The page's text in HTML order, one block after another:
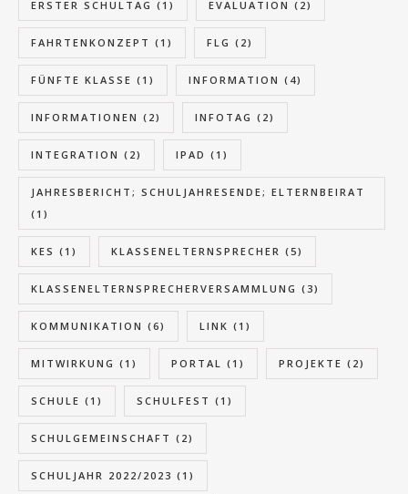
ERSTER SCHULTAG (1) EVALUATION (2)
FAHRTENKONZEPT (1) FLG (2)
FÜNFTE KLASSE (1) INFORMATION (4)
INFORMATIONEN (2) INFOTAG (2)
INTEGRATION (2) IPAD (1)
JAHRESBERICHT; SCHULJAHRESENDE; ELTERNBEIRAT
(1)
KES (1) KLASSENELTERNSPRECHER (5)
KLASSENELTERNSPRECHERVERSAMMLUNG (3)
KOMMUNIKATION (6) LINK (1)
MITWIRKUNG (1) PORTAL (1) PROJEKTE (2)
SCHULE (1) SCHULFEST (1)
SCHULGEMEINSCHAFT (2)
SCHULJAHR 2022/2023 (1)